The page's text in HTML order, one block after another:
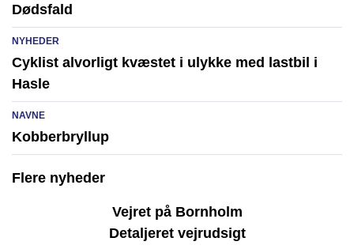
Dødsfald
NYHEDER
Cyklist alvorligt kvæstet i ulykke med lastbil i
Hasle
NAVNE
Kobberbryllup
Flere nyheder
Vejret på Bornholm
Detaljeret vejrudsigt